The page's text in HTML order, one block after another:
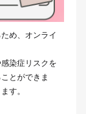
め、オンライ
染症リスクを
とができま
す。